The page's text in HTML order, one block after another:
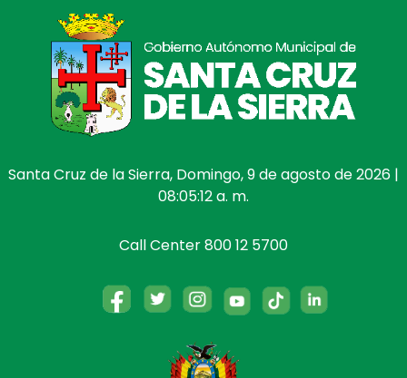
Santa Cruz de la Sierra, Domingo, 9 de agosto de 2026 |
08:05:12 a. m.
Call Center 800 12 5700